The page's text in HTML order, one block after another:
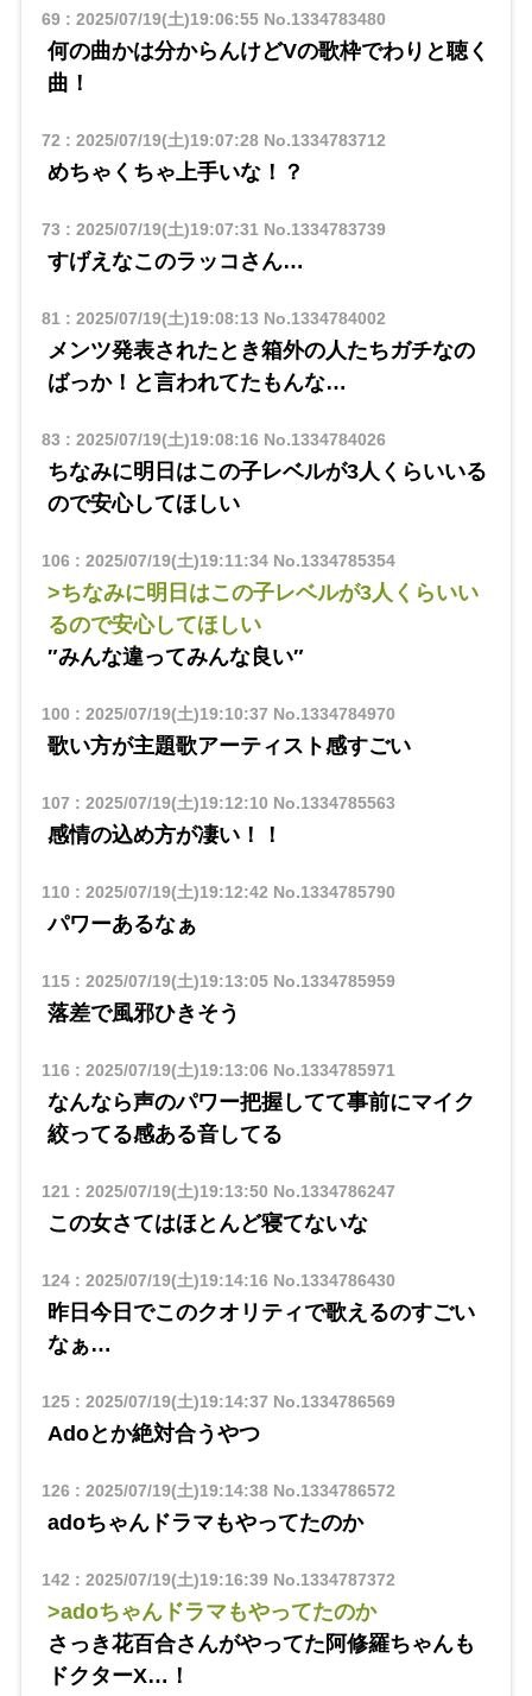
69: 2025/07/19(土)19:06:55No.1334783480
何の曲かは分からんけどVの歌枠でわりと聴く
曲！
72 : 2025/07/19(土)19:07:28No.1334783712
めちゃくちゃ上手いな！？
73 : 2025/07/19(土)19:07:31No.1334783739
すげえなこのラッコさん…
81: 2025/07/19(土)19:08:13 No.1334784002
メンツ発表されたとき箱外の人たちガチなの
ばっか！と言われてたもんな…
83 : 2025/07/19(土)19:08:16 No.1334784026
ちなみに明日はこの子レベルが3人くらいいる
ので安心してほしい
106 : 2025/07/19(土)19:11:34No.1334785354
>ちなみに明日はこの子レベルが3人くらいい
るので安心してほしい
″みんな違ってみんな良い″
100 : 2025/07/19(土)19:10:37 No.1334784970
歌い方が主題歌アーティスト感すごい
107 : 2025/07/19(土)19:12:10 No.1334785563
感情の込め方が凄い！！
110 : 2025/07/19(土)19:12:42 No.1334785790
パワーあるなぁ
115: 2025/07/19(土)19:13:05No.1334785959
落差で風邪ひきそう
116 : 2025/07/19(土)19:13:06 No.1334785971
なんなら声のパワー把握してて事前にマイク
絞ってる感ある音してる
121: 2025/07/19(土)19:13:50 No.1334786247
この女さてはほとんど寝てないな
124: 2025/07/19(土)19:14:16 No.1334786430
昨日今日でこのクオリティで歌えるのすごい
なぁ…
125: 2025/07/19(土)19:14:37 No.1334786569
Adoとか絶対合うやつ
126 : 2025/07/19(土)19:14:38No.1334786572
adoちゃんドラマもやってたのか
142 : 2025/07/19(土)19:16:39No.1334787372
>adoちゃんドラマもやってたのか
さっき花百合さんがやってた阿修羅ちゃんも
ドクターX…！